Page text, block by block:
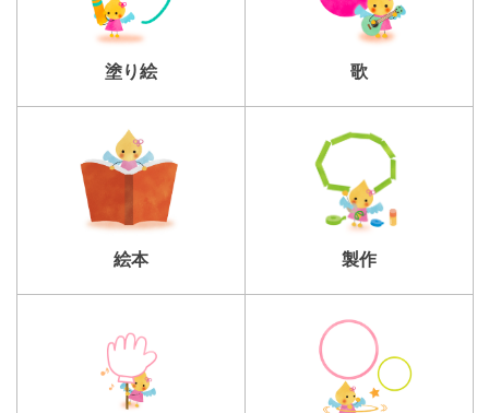
塗り絵 歌
絵本 製作